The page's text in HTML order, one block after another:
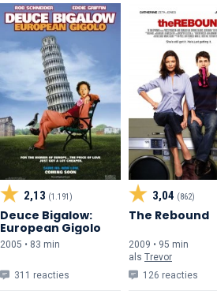
2,13 (1.191)
Deuce Bigalow:
European Gigolo
2005 • 83 min
311 reacties
3,04 (862)
The Rebound
2009 • 95 min
als Trevor
126 reacties